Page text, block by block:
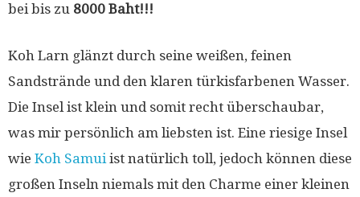
bei bis zu 8000 Baht!!!
Koh Larn glänzt durch seine weißen, feinen
Sandstrände und den klaren türkisfarbenen Wasser.
Die Insel ist klein und somit recht überschaubar,
was mir persönlich am liebsten ist. Eine riesige Insel
wie Koh Samuiist natürlich toll, jedoch können diese
großen Inseln niemals mit den Charme einer kleinen